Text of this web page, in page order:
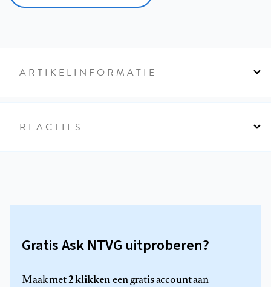
ARTIKELINFORMATIE
REACTIES
Gratis Ask NTVG uitproberen?
Maak met2 klikkeneen gratis account aan